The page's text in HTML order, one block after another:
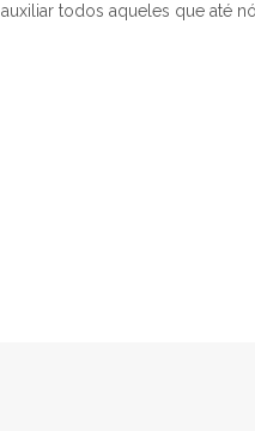
todos aqueles que até